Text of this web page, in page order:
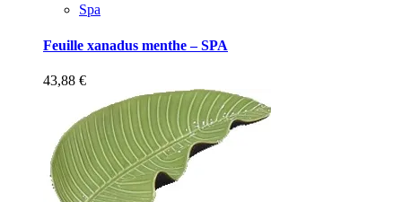
Spa
Feuille xanadus menthe – SPA
43,88 €